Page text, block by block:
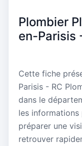
Plombier
en-Parisis
Cette fiche
Parisis - RC
dans le
les
préparer une
retrouver